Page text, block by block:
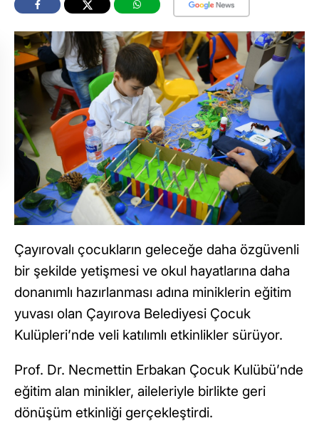
Çayırovalı çocukların geleceğe daha özgüvenli
bir şekilde yetişmesi ve okul hayatlarına daha
donanımlı hazırlanması adına miniklerin eğitim
yuvası olan Çayırova Belediyesi Çocuk
Kulüpleri’nde veli katılımlı etkinlikler sürüyor.
Prof. Dr. Necmettin Erbakan Çocuk Kulübü’nde
eğitim alan minikler, aileleriyle birlikte geri
dönüşüm etkinliği gerçekleştirdi.